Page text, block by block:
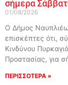
σήμερα
01/08/2026
Ο Δήμος
επισκέπτες ότι,
Κινδύνου
Προστασίας, για
ΠΕΡΙΣΣΟΤΕΡΑ »